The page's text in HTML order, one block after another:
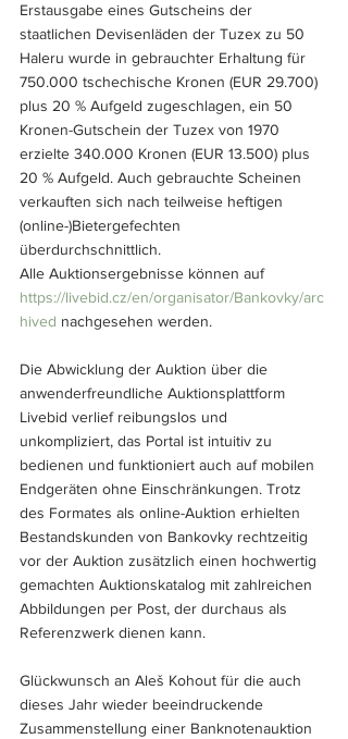
Erstausgabe eines Gutscheins der
staatlichen Devisenläden der Tuzex zu 50
Haleru wurde in gebrauchter Erhaltung für
750.000 tschechische Kronen (EUR 29.700)
plus 20 % Aufgeld zugeschlagen, ein 50
Kronen-Gutschein der Tuzex von 1970
erzielte 340.000 Kronen (EUR 13.500) plus
20 % Aufgeld. Auch gebrauchte Scheinen
verkauften sich nach teilweise heftigen
(online-)Bietergefechten
überdurchschnittlich.
Alle Auktionsergebnisse können auf
https://livebid.cz/en/organisator/Bankovky/arc
hived nachgesehen werden.
Die Abwicklung der Auktion über die
anwenderfreundliche Auktionsplattform
Livebid verlief reibungslos und
unkompliziert, das Portal ist intuitiv zu
bedienen und funktioniert auch auf mobilen
Endgeräten ohne Einschränkungen. Trotz
des Formates als online-Auktion erhielten
Bestandskunden von Bankovky rechtzeitig
vor der Auktion zusätzlich einen hochwertig
gemachten Auktionskatalog mit zahlreichen
Abbildungen per Post, der durchaus als
Referenzwerk dienen kann.
Glückwunsch an Aleš Kohout für die auch
dieses Jahr wieder beeindruckende
Zusammenstellung einer Banknotenauktion